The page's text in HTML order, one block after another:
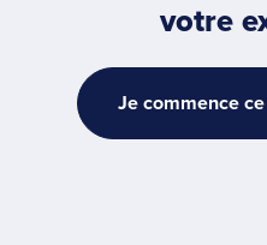
votre
Je commence